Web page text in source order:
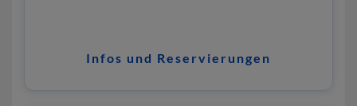
Infos und Reservierungen